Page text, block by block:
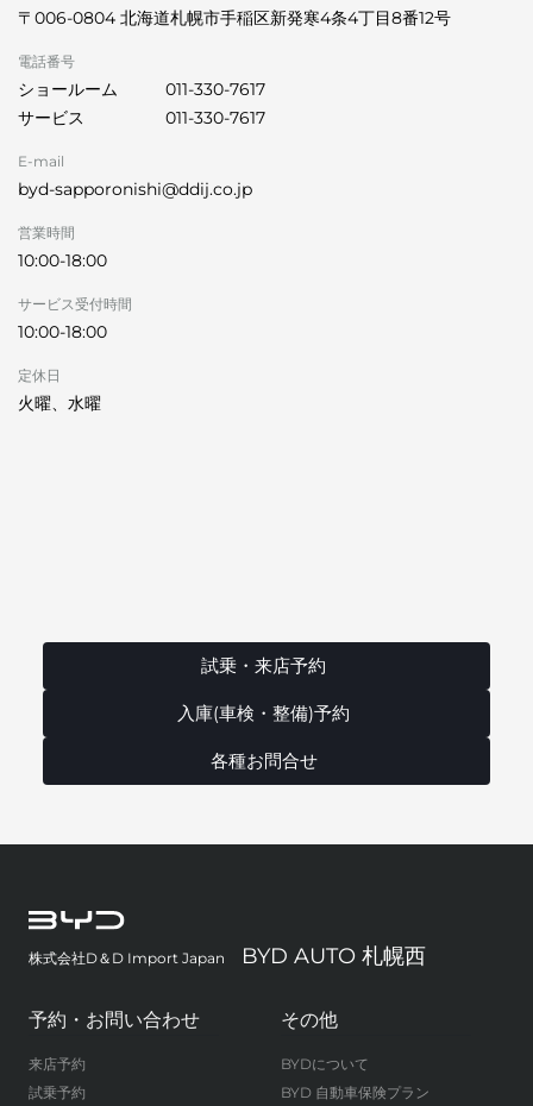
〒006-0804 北海道札幌市手稲区新発寒4条4丁目8番12号
電話番号
ショールーム
011-330-7617
サービス
011-330-7617
E-mail
byd-sapporonishi@ddij.co.jp
営業時間
10:00-18:00
サービス受付時間
10:00-18:00
定休日
火曜、水曜
試乗・来店予約
入庫(車検・整備)予約
各種お問合せ
株式会社D＆D Import Japan BYD AUTO 札幌西
予約・お問い合わせ
来店予約
試乗予約
その他
BYDについて
BYD 自動車保険プラン